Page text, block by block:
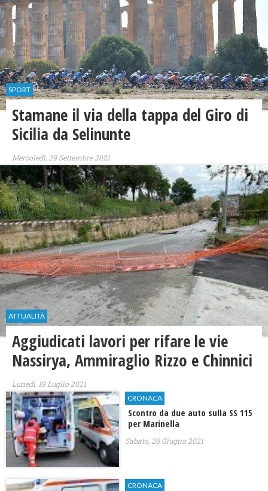
SPORT
Stamane il via della tappa del Giro di
Sicilia da Selinunte
Mercoledì, 29 Settembre 2021
ATTUALITÀ
Aggiudicati lavori per rifare le vie
Nassirya, Ammiraglio Rizzo e Chinnici
Lunedì, 19 Luglio 2021
CRONACA
Scontro da due auto sulla SS 115
per Marinella
Sabato, 26 Giugno 2021
CRONACA